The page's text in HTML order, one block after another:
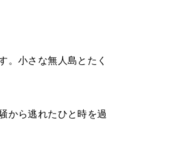
。小さな無人島とたく
から逃れたひと時を過